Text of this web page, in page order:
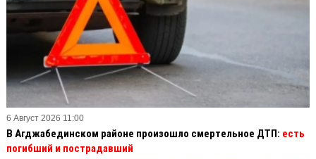
6 Август 2026 11:00
В Агджабединском районе произошло смертельное ДТП: есть
погибший и пострадавший